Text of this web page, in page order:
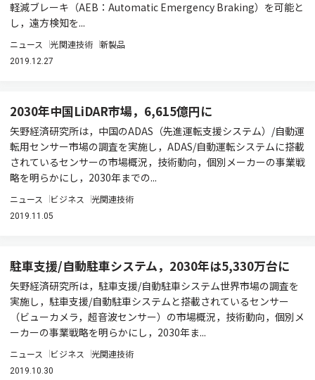
軽減ブレーキ（AEB：Automatic Emergency Braking）を可能と
し，遠方検知を...
ニュース 光関連技術 新製品
2019.12.27
2030年中国LiDAR市場，6,615億円に
矢野経済研究所は，中国のADAS（先進運転支援システム）/自動運
転用センサー市場の調査を実施し，ADAS/自動運転システムに搭載
されているセンサーの市場概況，技術動向，個別メーカーの事業戦
略を明らかにし，2030年までの...
ニュース ビジネス 光関連技術
2019.11.05
駐車支援/自動駐車システム，2030年は5,330万台に
矢野経済研究所は，駐車支援/自動駐車システム世界市場の調査を
実施し，駐車支援/自動駐車システムと搭載されているセンサー
（ビューカメラ，超音波センサー）の市場概況，技術動向，個別メ
ーカーの事業戦略を明らかにし，2030年ま...
ニュース ビジネス 光関連技術
2019.10.30